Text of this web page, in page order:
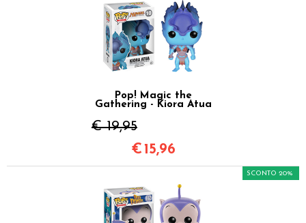
Pop! Magic the
Gathering - Kiora Atua
€ 19,95
€ 15,96
SCONTO 20%